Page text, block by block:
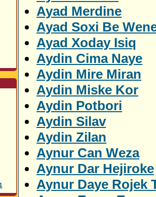
Ayad Merdine
Ayad Soxi Be
Ayad Xoday Isiq
Aydin Cima Naye
Aydin Mire Miran
Aydin Miske Kor
Aydin Potbori
Aydin Silav
Aydin Zilan
Aynur Can Weza
Aynur Dar Hejiroke
Aynur Daye Rojek